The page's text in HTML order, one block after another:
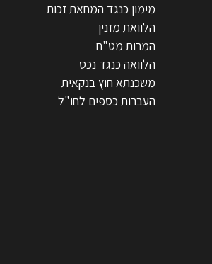
מימון כנגד המחאת זכות
הלוואת מזנין
המרות מט"ח
הלוואה כנגד נכס
משכנתא חוץ בנקאית
העברות כספים לחו"ל